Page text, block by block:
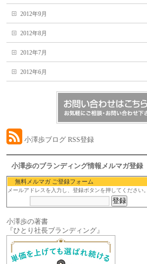
2012年9月
2012年8月
2012年7月
2012年6月
小澤歩ブログ RSS登録
小澤歩のブランディング情報メルマガ登録
無料メルマガ ご登録フォーム
メールアドレスを入力し、登録ボタンを押してください。
小澤歩の著書
『ひとり社長ブランディング』